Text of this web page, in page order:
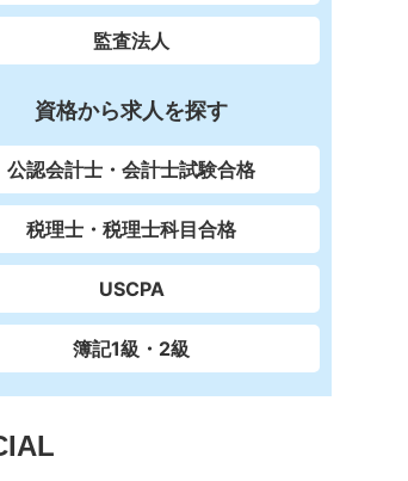
監査法人
資格から求人を探す
公認会計士・会計士試験合格
税理士・税理士科目合格
USCPA
簿記1級・2級